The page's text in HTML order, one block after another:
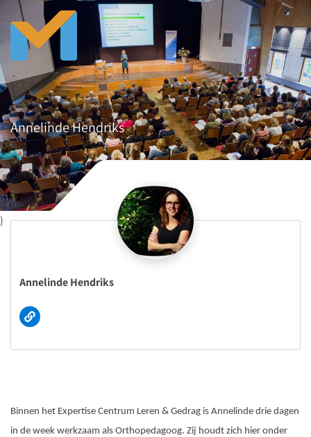
Annelinde Hendriks
}
Annelinde Hendriks
Binnen het Expertise Centrum Leren & Gedrag is Annelinde drie dagen
in de week werkzaam als Orthopedagoog. Zij houdt zich hier onder